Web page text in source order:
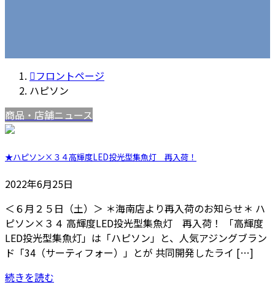
フロントページ
ハピソン
商品・店舗ニュース
★ハピソン×３４高輝度LED投光型集魚灯 再入荷！
2022年6月25日
＜６月２５日（土）＞ ＊海南店より再入荷のお知らせ＊ ハ
ピソン×３４ 高輝度LED投光型集魚灯 再入荷！ 「高輝度
LED投光型集魚灯」は「ハピソン」と、人気アジングブラン
ド「34（サーティフォー）」とが 共同開発したライ […]
続きを読む